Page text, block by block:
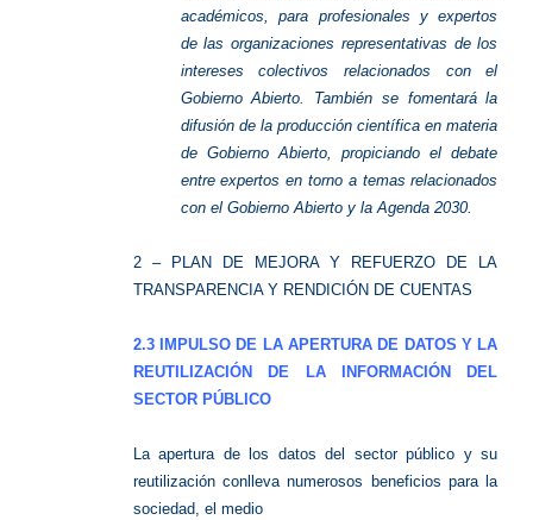
académicos, para profesionales y expertos
de las organizaciones representativas de los
intereses colectivos relacionados con el
Gobierno Abierto. También se fomentará la
difusión de la producción científica en materia
de Gobierno Abierto, propiciando el debate
entre expertos en torno a temas relacionados
con el Gobierno Abierto y la Agenda 2030.
2 – PLAN DE MEJORA Y REFUERZO DE LA
TRANSPARENCIA Y RENDICIÓN DE CUENTAS
2.3 IMPULSO DE LA APERTURA DE DATOS Y LA
REUTILIZACIÓN DE LA INFORMACIÓN DEL
SECTOR PÚBLICO
La apertura de los datos del sector público y su
reutilización conlleva numerosos beneficios para la
sociedad, el medio